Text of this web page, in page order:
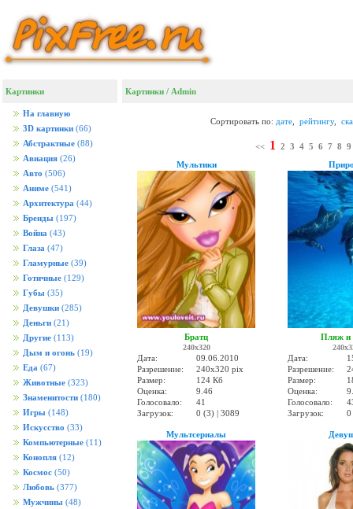
Картинки
На главную
3D картинки (66)
Абстрактные (88)
Авиация (26)
Авто (506)
Аниме (541)
Архитектура (44)
Бренды (197)
Война (43)
Глаза (47)
Гламурные (39)
Готичные (129)
Губы (35)
Девушки (285)
Деньги (21)
Другие (113)
Дым и огонь (19)
Еда (67)
Животные (323)
Знаменитости (180)
Игры (148)
Искусство (33)
Компьютерные (11)
Конопля (12)
Космос (50)
Любовь (377)
Мужчины (48)
Картинки / Admin
Сортировать по: дате, рейтингу,
<< 1 2 3 4 5 6 7 8 9
Мультики
Братц
240x320
Дата:
09.06.2010
Разрешение:
240x320 pix
Размер:
124 Кб
Оценка:
9.46
Голосовало:
41
Загрузок:
0 (3) | 3089
Пляж и
Дата:
Разрешение:
Размер:
Оценка:
Голосовало:
Загрузок:
0
Мультсериалы